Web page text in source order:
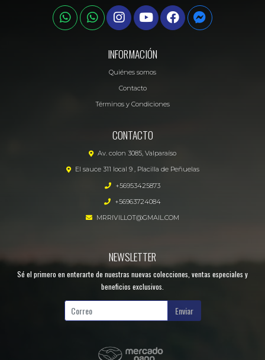
INFORMACIÓN
Quiénes somos
Contacto
Términos y Condiciones
CONTACTO
Av. colon 3085, Valparaíso
El sauce 311 local 9 , Placilla de Peñuelas
+56953425873
+56963724084
MRRIVILLOT@GMAIL.COM
NEWSLETTER
Sé el primero en enterarte de nuestras nuevas colecciones, ventas especiales y
beneficios exclusivos.
Enviar